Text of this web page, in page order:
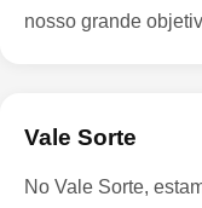
nosso grande
Vale Sorte
No Vale Sorte,